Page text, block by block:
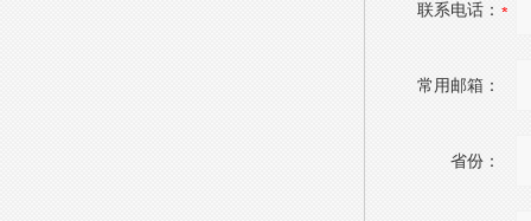
联系电话：
常用邮箱：
省份：